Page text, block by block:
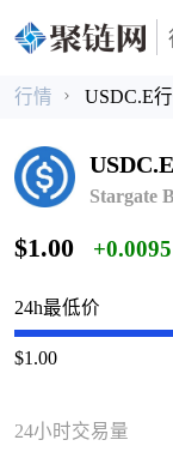
行情 USDC.E
USDC.E
Stargate
$1.00
24h最低价
$1.00
24小时交易量